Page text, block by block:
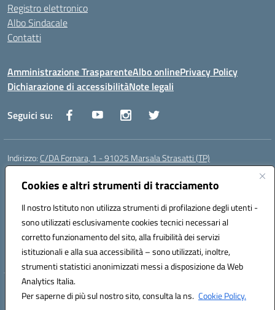
Cookies e altri strumenti di tracciamento
Il nostro Istituto non utilizza strumenti di profilazione degli utenti -
sono utilizzati esclusivamente cookies tecnici necessari al
corretto funzionamento del sito, alla fruibilità dei servizi
istituzionali e alla sua accessibilità – sono utilizzati, inoltre,
strumenti statistici anonimizzati messi a disposizione da Web
Analytics Italia.
Per saperne di più sul nostro sito, consulta la ns. Cookie Policy.
Registro elettronico
Albo Sindacale
Contatti
Amministrazione TrasparenteAlbo onlinePrivacy Policy
Dichiarazione di accessibilitàNote legali
Seguici su:
Indirizzo: C/DA Fornara, 1 - 91025 Marsala Strasatti (TP)
Centralino:
Posta elettronica certificata (PEC):tpic81600v@pec.istruzione.it
Codice fiscale: 82006360810
Codice meccanografico:TPIC81600V
Codice Indice delle Pubbliche Amministrazioni (IPA): istsc_tpic81600v
Codice unico di fatturazione (CUF): UFODYY
Hosting & Powered by 3D Solution S.r.l.
Concept & Design by Designers Italia